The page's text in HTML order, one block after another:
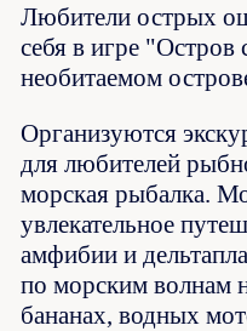
Любители острых
себя в игре "Остров
необитаемом
Организуются
для любителей
морская рыбалка.
увлекательное
амфибии и
по морским волнам
бананах, водных